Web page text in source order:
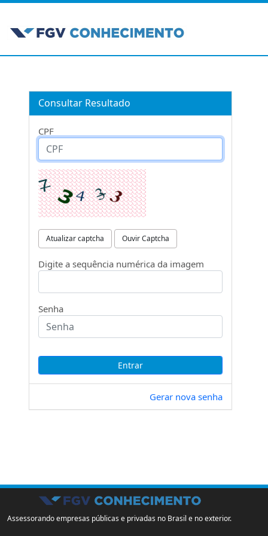
Consultar Resultado
CPF
Atualizar captcha Ouvir Captcha
Digite a sequência numérica da imagem
Senha
Gerar nova senha
Assessorando empresas públicas e privadas no Brasil e no exterior.